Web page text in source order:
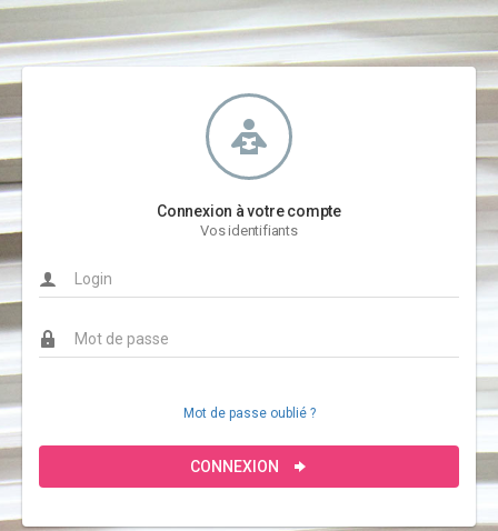
Connexion à votre compte
Vos identifiants
Mot de passe oublié ?
CONNEXION